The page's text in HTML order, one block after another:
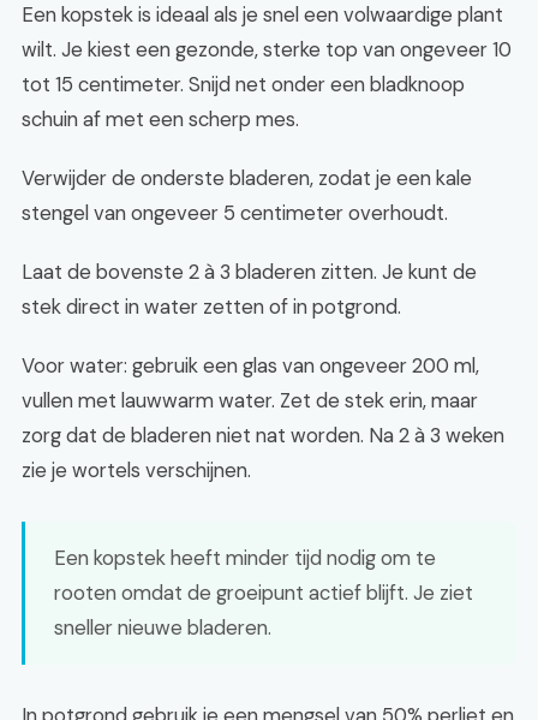
Een kopstek is ideaal als je snel een volwaardige plant
wilt. Je kiest een gezonde, sterke top van ongeveer 10
tot 15 centimeter. Snijd net onder een bladknoop
schuin af met een scherp mes.
Verwijder de onderste bladeren, zodat je een kale
stengel van ongeveer 5 centimeter overhoudt.
Laat de bovenste 2 à 3 bladeren zitten. Je kunt de
stek direct in water zetten of in potgrond.
Voor water: gebruik een glas van ongeveer 200 ml,
vullen met lauwwarm water. Zet de stek erin, maar
zorg dat de bladeren niet nat worden. Na 2 à 3 weken
zie je wortels verschijnen.
Een kopstek heeft minder tijd nodig om te
rooten omdat de groeipunt actief blijft. Je ziet
sneller nieuwe bladeren.